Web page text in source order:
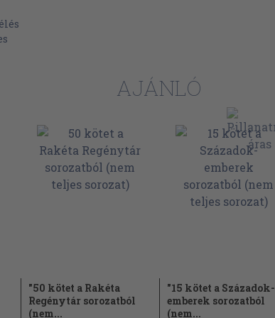
ő maga
AJÁNLÓ
"50 kötet a Rakéta
Regénytár sorozatból
(nem...
"15 kötet a Századok-
emberek sorozatból
(nem...